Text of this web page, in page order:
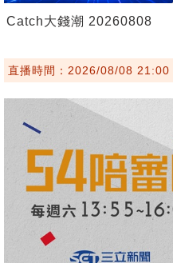
Catch大錢潮 20260808
直播時間：2026/08/08 21:00